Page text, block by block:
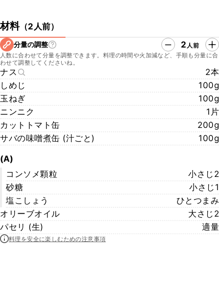
材料（2人前）
分量の調整 2 人前
人数に合わせて分量を調整できます。料理の時間や火加減など、手順も分量に合
わせて調整してくださいね。
ナス
2本
しめじ
100g
玉ねぎ
100g
ニンニク
1片
カットトマト缶
200g
サバの味噌煮缶 (汁ごと)
100g
(A)
コンソメ顆粒
小さじ2
砂糖
小さじ1
塩こしょう
ひとつまみ
オリーブオイル
大さじ2
パセリ (生)
適量
料理を安全に楽しむための注意事項